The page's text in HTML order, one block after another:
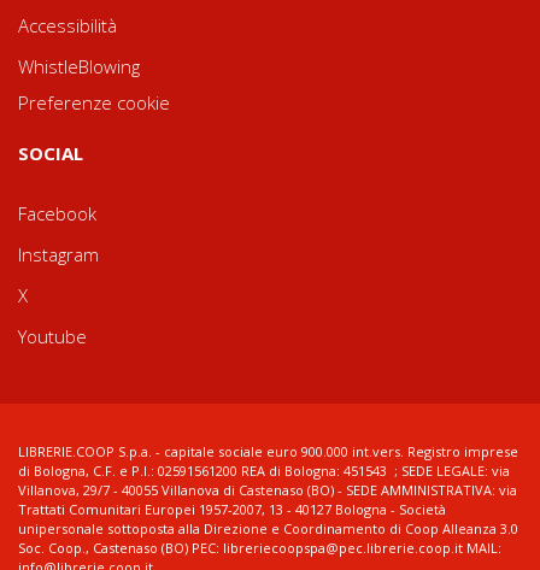
Accessibilità
WhistleBlowing
Preferenze cookie
SOCIAL
Facebook
Instagram
X
Youtube
LIBRERIE.COOP S.p.a. - capitale sociale euro 900.000 int.vers. Registro imprese
di Bologna, C.F. e P.I.: 02591561200 REA di Bologna: 451543 ; SEDE LEGALE: via
Villanova, 29/7 - 40055 Villanova di Castenaso (BO) - SEDE AMMINISTRATIVA: via
Trattati Comunitari Europei 1957-2007, 13 - 40127 Bologna - Società
unipersonale sottoposta alla Direzione e Coordinamento di Coop Alleanza 3.0
Soc. Coop., Castenaso (BO) PEC: libreriecoopspa@pec.librerie.coop.it MAIL: